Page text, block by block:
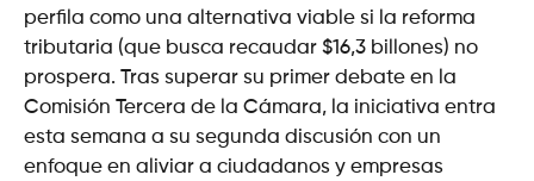
perfila como una alternativa viable si la reforma
tributaria (que busca recaudar $16,3 billones) no
prospera. Tras superar su primer debate en la
Comisión Tercera de la Cámara, la iniciativa entra
esta semana a su segunda discusión con un
enfoque en aliviar a ciudadanos y empresas